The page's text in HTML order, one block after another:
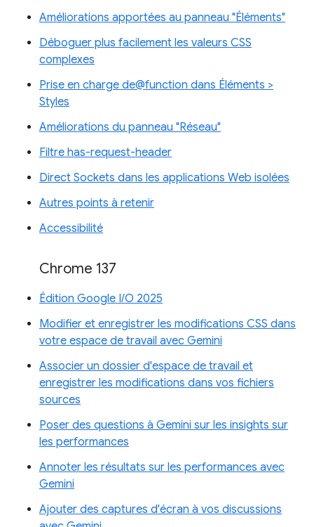
Améliorations apportées au panneau "Éléments"
Déboguer plus facilement les valeurs CSS
complexes
Prise en charge de@function dans Éléments >
Styles
Améliorations du panneau "Réseau"
Filtre has-request-header
Direct Sockets dans les applications Web isolées
Autres points à retenir
Accessibilité
Chrome 137
Édition Google I/O 2025
Modifier et enregistrer les modifications CSS dans
votre espace de travail avec Gemini
Associer un dossier d'espace de travail et
enregistrer les modifications dans vos fichiers
sources
Poser des questions à Gemini sur les insights sur
les performances
Annoter les résultats sur les performances avec
Gemini
Ajouter des captures d'écran à vos discussions